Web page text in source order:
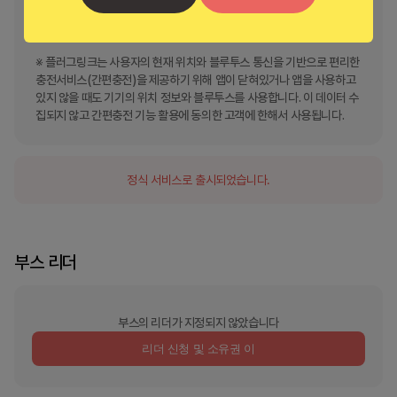
- 사진 및 동영상 : 고객센터 1:1 문의 채팅상담에 사용됩니다.
※ 플러그링크는 사용자의 현재 위치와 블루투스 통신을 기반으로 편리한
충전서비스(간편충전)을 제공하기 위해 앱이 닫혀있거나 앱을 사용하고
있지 않을 때도 기기의 위치 정보와 블루투스를 사용합니다. 이 데이터 수
집되지 않고 간편충전 기능 활용에 동의한 고객에 한해서 사용됩니다.
정식 서비스로 출시되었습니다.
부스 리더
부스의 리더가 지정되지 않았습니다
리더 신청 및 소유권 이